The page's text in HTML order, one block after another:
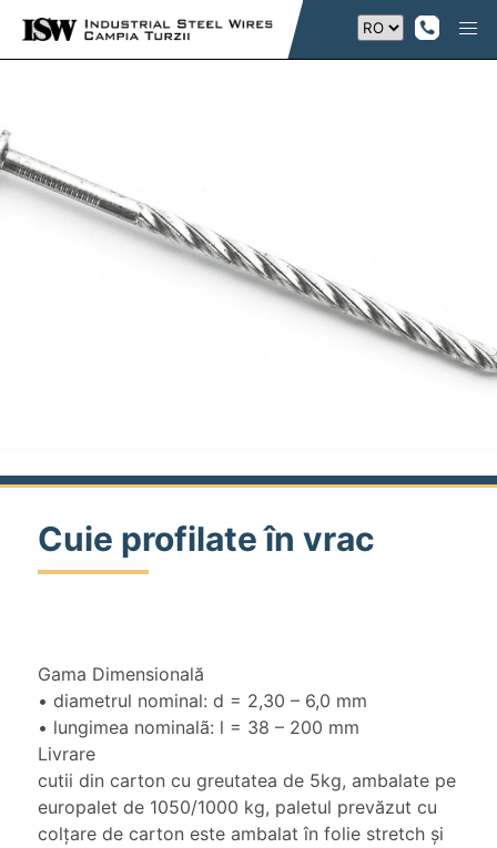
Cuie profilate în vrac
Gama Dimensională
• diametrul nominal: d = 2,30 – 6,0 mm
• lungimea nominalã: l = 38 – 200 mm
Livrare
cutii din carton cu greutatea de 5kg, ambalate pe
europalet de 1050/1000 kg, paletul prevăzut cu
colțare de carton este ambalat în folie stretch și